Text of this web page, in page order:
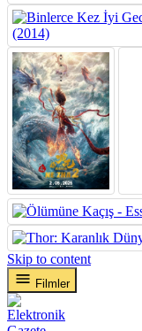
Skip to content
Filmler